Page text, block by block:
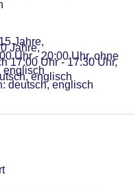
Jahre,
17:00 Uhr - 17:30 Uhr,
englisch
Jahre,
Uhr - 20:00 Uhr, ohne
englisch
deutsch, englisch